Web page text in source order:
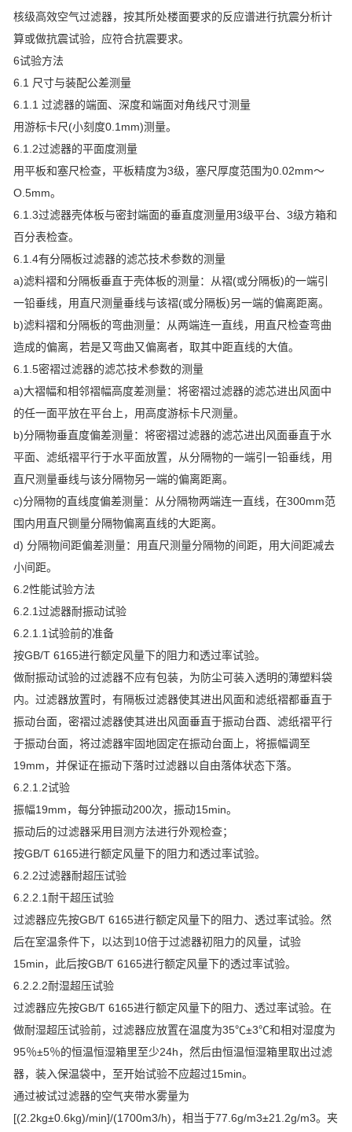
核级高效空气过滤器，按其所处楼面要求的反应谱进行抗震分析计
算或做抗震试验，应符合抗震要求。
6试验方法
6.1 尺寸与装配公差测量
6.1.1 过滤器的端面、深度和端面对角线尺寸测量
用游标卡尺(小刻度0.1mm)测量。
6.1.2过滤器的平面度测量
用平板和塞尺检查，平板精度为3级，塞尺厚度范围为0.02mm～
O.5mm。
6.1.3过滤器壳体板与密封端面的垂直度测量用3级平台、3级方箱和
百分表检查。
6.1.4有分隔板过滤器的滤芯技术参数的测量
a)滤料褶和分隔板垂直于壳体板的测量：从褶(或分隔板)的一端引
一铅垂线，用直尺测量垂线与该褶(或分隔板)另一端的偏离距离。
b)滤料褶和分隔板的弯曲测量：从两端连一直线，用直尺检查弯曲
造成的偏离，若是又弯曲又偏离者，取其中距直线的大值。
6.1.5密褶过滤器的滤芯技术参数的测量
a)大褶幅和相邻褶幅高度差测量：将密褶过滤器的滤芯进出风面中
的任一面平放在平台上，用高度游标卡尺测量。
b)分隔物垂直度偏差测量：将密褶过滤器的滤芯进出风面垂直于水
平面、滤纸褶平行于水平面放置，从分隔物的一端引一铅垂线，用
直尺测量垂线与该分隔物另一端的偏离距离。
c)分隔物的直线度偏差测量：从分隔物两端连一直线，在300mm范
围内用直尺铡量分隔物偏离直线的大距离。
d) 分隔物间距偏差测量：用直尺测量分隔物的间距，用大间距减去
小间距。
6.2性能试验方法
6.2.1过滤器耐振动试验
6.2.1.1试验前的准备
按GB/T 6165进行额定风量下的阻力和透过率试验。
做耐振动试验的过滤器不应有包装，为防尘可装入透明的薄塑料袋
内。过滤器放置时，有隔板过滤器使其进出风面和滤纸褶都垂直于
振动台面，密褶过滤器使其进出风面垂直于振动台酉、滤纸褶平行
于振动台面，将过滤器牢固地固定在振动台面上，将振幅调至
19mm，并保证在振动下落时过滤器以自由落体状态下落。
6.2.1.2试验
振幅19mm，每分钟振动200次，振动15min。
振动后的过滤器采用目测方法进行外观检查；
按GB/T 6165进行额定风量下的阻力和透过率试验。
6.2.2过滤器耐超压试验
6.2.2.1耐干超压试验
过滤器应先按GB/T 6165进行额定风量下的阻力、透过率试验。然
后在室温条件下，以达到10倍于过滤器初阻力的风量，试验
15min，此后按GB/T 6165进行额定风量下的透过率试验。
6.2.2.2耐湿超压试验
过滤器应先按GB/T 6165进行额定风量下的阻力、透过率试验。在
做耐湿超压试验前，过滤器应放置在温度为35℃±3℃和相对湿度为
95％±5％的恒温恒湿箱里至少24h，然后由恒温恒湿箱里取出过滤
器，装入保温袋中，至开始试验不应超过15min。
通过被试过滤器的空气夹带水雾量为
[(2.2kg±0.6kg)/min]/(1700m3/h)，相当于77.6g/m3±21.2g/m3。夹